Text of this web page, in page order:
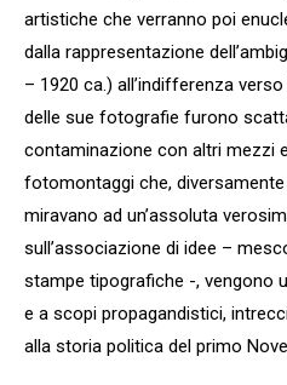
artistiche che verranno poi
dalla rappresentazione
– 1920 ca.) all’indifferenza
delle sue fotografie furono
contaminazione con altri mezzi
fotomontaggi che,
miravano ad un’assoluta
sull’associazione di idee –
stampe tipografiche -, vengono
e a scopi propagandistici,
alla storia politica del primo